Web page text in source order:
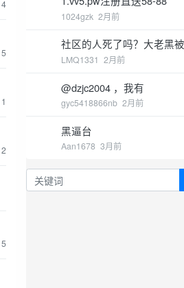
4
5
1
2
5
1024gzk 2月前
社区的人死了吗？大老黑
了？
LMQ1331 2月前
@dzjc2004 ，我有
gyc5418866nb 2月前
黑逼台
Aan1678 3月前